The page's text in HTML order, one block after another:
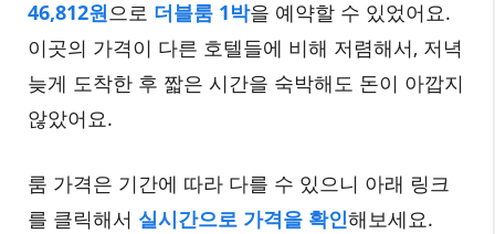
46,812원으로 더블룸 1박을 예약할 수 있었어요.
이곳의 가격이 다른 호텔들에 비해 저렴해서, 저녁
늦게 도착한 후 짧은 시간을 숙박해도 돈이 아깝지
않았어요.
룸 가격은 기간에 따라 다를 수 있으니 아래 링크
를 클릭해서 실시간으로 가격을 확인해보세요.